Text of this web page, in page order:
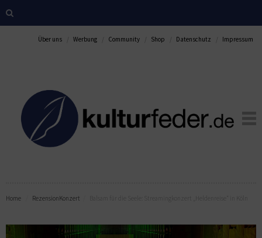
Über uns Werbung Community Shop Datenschutz Impressum
Home RezensionKonzert Balsam für die Seele: Streamingkonzert „Heldenreise“ in Köln